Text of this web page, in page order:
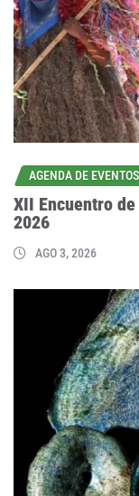
AGENDA DE EVENTOS
XII Encuentro
2026
AGO 3, 2026